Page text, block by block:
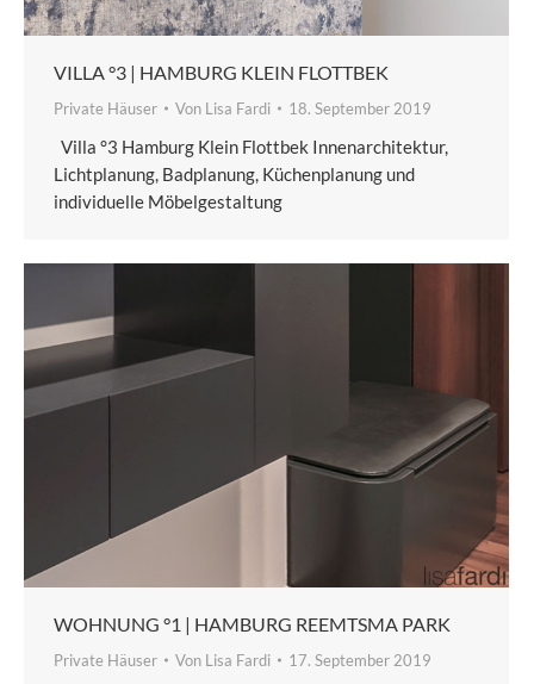
VILLA °3 | HAMBURG KLEIN FLOTTBEK
Private Häuser Von Lisa Fardi 18. September 2019
Villa °3 Hamburg Klein Flottbek Innenarchitektur,
Lichtplanung, Badplanung, Küchenplanung und
individuelle Möbelgestaltung
WOHNUNG °1 | HAMBURG REEMTSMA PARK
Private Häuser Von Lisa Fardi 17. September 2019